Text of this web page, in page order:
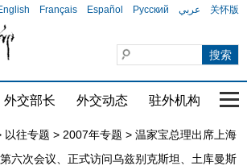
Français Español Русский عربي 关怀版
外交部长 外交动态 驻外机构 国
以往专题 > 2007年专题 > 温家宝总理出席上海
六次会议、正式访问乌兹别克斯坦、土库曼斯